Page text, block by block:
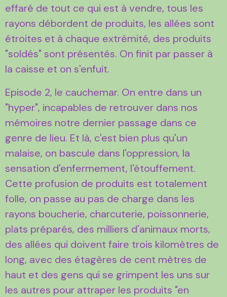
effaré de tout ce qui est à vendre, tous les
rayons débordent de produits, les allées sont
étroites et à chaque extrémité, des produits
"soldés" sont présentés. On finit par passer à
la caisse et on s'enfuit.
Episode 2, le cauchemar. On entre dans un
"hyper", incapables de retrouver dans nos
mémoires notre dernier passage dans ce
genre de lieu. Et là, c'est bien plus qu'un
malaise, on bascule dans l'oppression, la
sensation d'enfermement, l'étouffement.
Cette profusion de produits est totalement
folle, on passe au pas de charge dans les
rayons boucherie, charcuterie, poissonnerie,
plats préparés, des milliers d'animaux morts,
des allées qui doivent faire trois kilomètres de
long, avec des étagères de cent mètres de
haut et des gens qui se grimpent les uns sur
les autres pour attraper les produits "en